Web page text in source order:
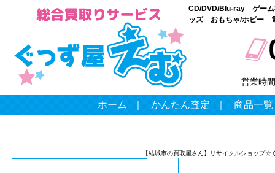
CD/DVD/Blu-ray ゲーム
ッズ おもちゃ/ホビー
営業時間
ホーム かんたん査定 商品一覧
【結城市の買取屋さん】リサイクルショップ☆